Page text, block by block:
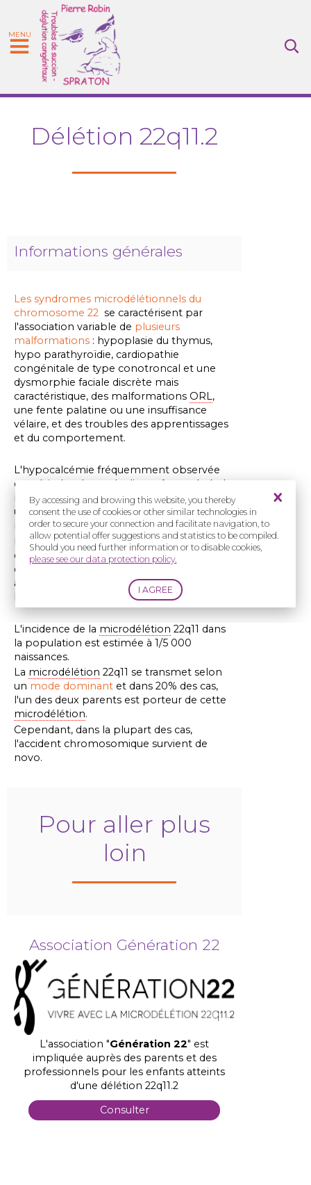
By accessing and browing this website, you thereby
consent the use of cookies or other similar technologies in
order to secure your connection and facilitate navigation, to
allow potential offer suggestions and statistics to be compiled.
Should you need further information or to disable cookies,
please see our data protection policy.
MENU
Délétion 22q11.2
Informations générales
Les syndromes microdélétionnels du
chromosome 22 se caractérisent par
l'association variable de plusieurs
malformations : hypoplasie du thymus,
hypo parathyroïdie, cardiopathie
congénitale de type conotroncal et une
dysmorphie faciale discrète mais
caractéristique, des malformations ORL,
une fente palatine ou une insuffisance
vélaire, et des troubles des apprentissages
et du comportement.
L'hypocalcémie fréquemment observée
en période néonatale disparaît en général
mais quelques enfants peuvent présenter
une hypoparathyroïdie persistante
nécessitant un traitement.
L'insuffisance vélopharyngée, responsable
d'un nasonnement est fréquente, même
en l'absence de fente palatine. Elle peut
avoir une incidence sur les troubles du
langage.
L'incidence de la microdélétion 22q11 dans
la population est estimée à 1/5 000
naissances.
La microdélétion 22q11 se transmet selon
un mode dominant et dans 20% des cas,
l'un des deux parents est porteur de cette
microdélétion.
Cependant, dans la plupart des cas,
l'accident chromosomique survient de
novo.
Pour aller plus
loin
Association Génération 22
L'association "Génération 22" est
impliquée auprès des parents et des
professionnels pour les enfants atteints
d'une délétion 22q11.2
Consulter